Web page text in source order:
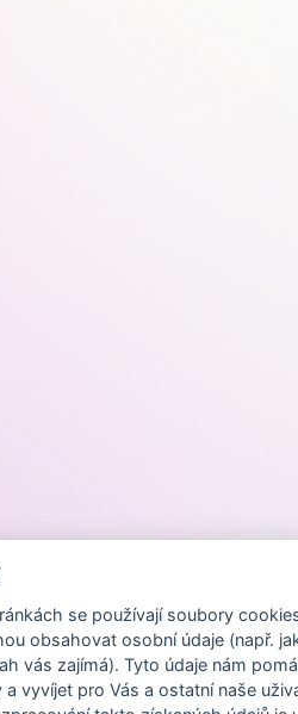
se používají soubory
obsahovat osobní údaje (např.
vás zajímá). Tyto údaje nám
vyvíjet pro Vás a ostatní naše